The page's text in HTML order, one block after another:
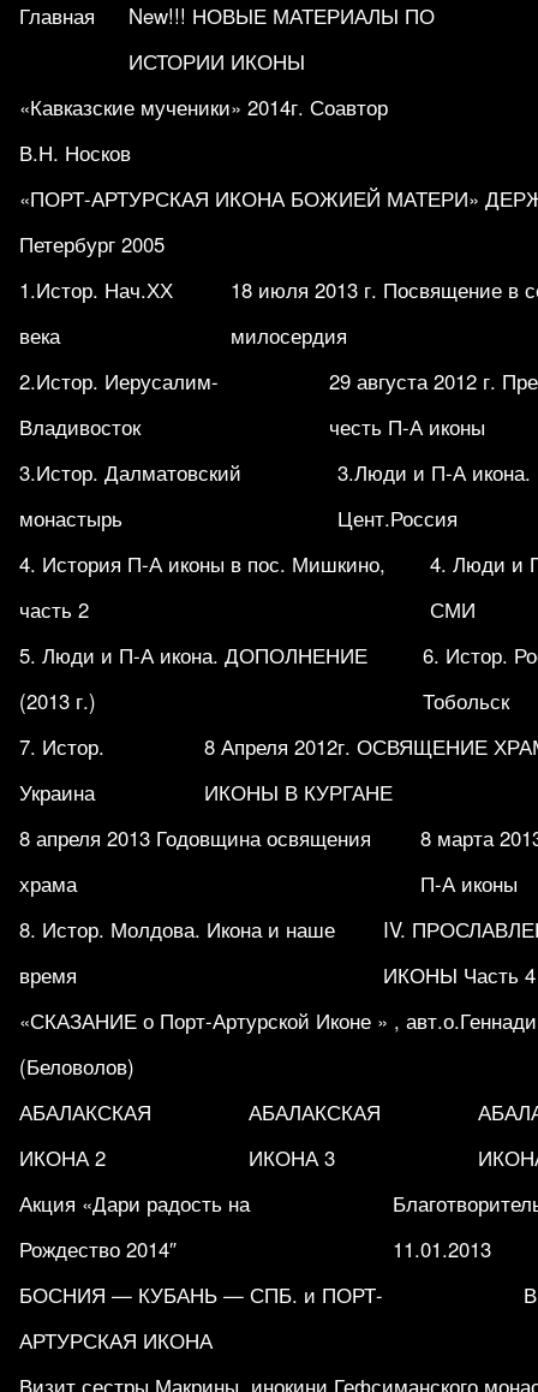
Главная
New!!! НОВЫЕ МАТЕРИАЛЫ ПО
ИСТОРИИ ИКОНЫ
«Кавказские мученики» 2014г. Соавтор
В.Н. Носков
«ПОРТ-АРТУРСКАЯ ИКОНА БОЖИЕЙ МАТЕРИ»
Петербург 2005
1.Истор. Нач.ХХ
века
18 июля 2013 г. Посвящение в
милосердия
2.Истор. Иерусалим-
Владивосток
29 августа 2012 г.
честь П-А иконы
3.Истор. Далматовский
монастырь
3.Люди и П-А икона.
Цент.Россия
4. История П-А иконы в пос. Мишкино,
часть 2
4. Люди и
СМИ
5. Люди и П-А икона. ДОПОЛНЕНИЕ
(2013 г.)
6. Истор.
Тобольск
7. Истор.
Украина
8 Апреля 2012г. ОСВЯЩЕНИЕ
ИКОНЫ В КУРГАНЕ
8 апреля 2013 Годовщина освящения
храма
8 марта
П-А иконы
8. Истор. Молдова. Икона и наше
время
IV.
ИКОНЫ Часть 4
«СКАЗАНИЕ о Порт-Артурской Иконе » ,
(Беловолов)
АБАЛАКСКАЯ
ИКОНА 2
АБАЛАКСКАЯ
ИКОНА 3
Акция «Дари радость на
Рождество 2014″
11.01.2013
БОСНИЯ — КУБАНЬ — СПБ. и ПОРТ-
АРТУРСКАЯ ИКОНА
Визит сестры Макрины, инокини Гефсиманского